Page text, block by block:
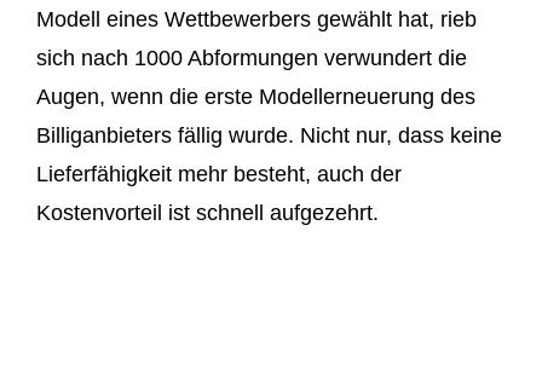
Modell eines Wettbewerbers gewählt hat, rieb
sich nach 1000 Abformungen verwundert die
Augen, wenn die erste Modellerneuerung des
Billiganbieters fällig wurde. Nicht nur, dass keine
Lieferfähigkeit mehr besteht, auch der
Kostenvorteil ist schnell aufgezehrt.